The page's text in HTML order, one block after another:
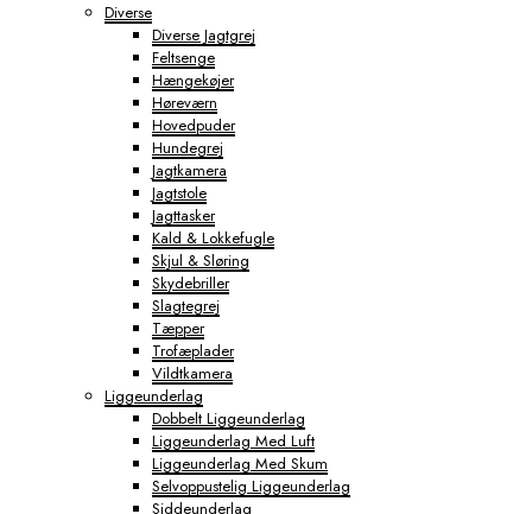
Diverse
Diverse Jagtgrej
Feltsenge
Hængekøjer
Høreværn
Hovedpuder
Hundegrej
Jagtkamera
Jagtstole
Jagttasker
Kald & Lokkefugle
Skjul & Sløring
Skydebriller
Slagtegrej
Tæpper
Trofæplader
Vildtkamera
Liggeunderlag
Dobbelt Liggeunderlag
Liggeunderlag Med Luft
Liggeunderlag Med Skum
Selvoppustelig Liggeunderlag
Siddeunderlag